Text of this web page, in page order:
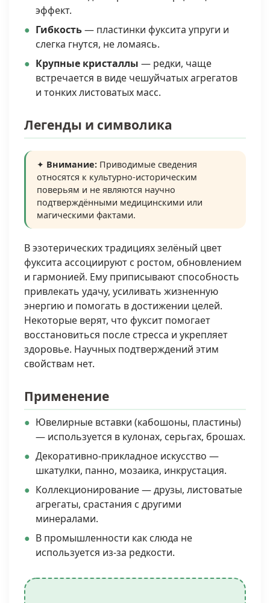
эффект.
Гибкость— пластинки фуксита упруги и
слегка гнутся, не ломаясь.
Крупные кристаллы — редки, чаще
встречается в виде чешуйчатых агрегатов
и тонких листоватых масс.
Легенды и символика
✦ Внимание: Приводимые сведения
относятся к культурно-историческим
поверьям и не являются научно
подтверждёнными медицинскими или
магическими фактами.
В эзотерических традициях зелёный цвет
фуксита ассоциируют с ростом, обновлением
и гармонией. Ему приписывают способность
привлекать удачу, усиливать жизненную
энергию и помогать в достижении целей.
Некоторые верят, что фуксит помогает
восстановиться после стресса и укрепляет
здоровье. Научных подтверждений этим
свойствам нет.
Применение
Ювелирные вставки (кабошоны, пластины)
— используется в кулонах, серьгах, брошах.
Декоративно-прикладное искусство —
шкатулки, панно, мозаика, инкрустация.
Коллекционирование — друзы, листоватые
агрегаты, срастания с другими
минералами.
В промышленности как слюда не
используется из-за редкости.